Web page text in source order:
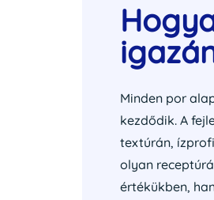
Minden por
kezdődik. A
textúrán,
olyan
értékükben,